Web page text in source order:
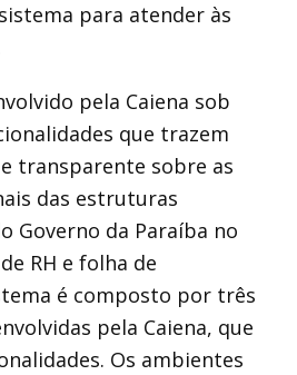
para atender às
pela Caiena sob
que trazem
transparente sobre as
das estruturas
Governo da Paraíba no
RH e folha de
é composto por três
pela Caiena, que
Os ambientes